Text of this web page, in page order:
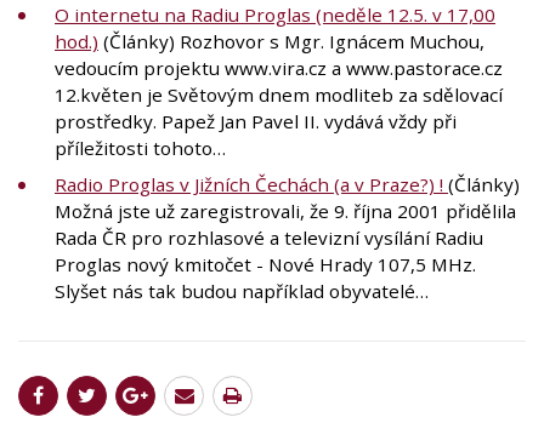
O internetu na Radiu Proglas (neděle 12.5. v 17,00
hod.) (Články) Rozhovor s Mgr. Ignácem Muchou,
vedoucím projektu www.vira.cz a www.pastorace.cz
12.květen je Světovým dnem modliteb za sdělovací
prostředky. Papež Jan Pavel II. vydává vždy při
příležitosti tohoto…
Radio Proglas v Jižních Čechách (a v Praze?) ! (Články)
Možná jste už zaregistrovali, že 9. října 2001 přidělila
Rada ČR pro rozhlasové a televizní vysílání Radiu
Proglas nový kmitočet - Nové Hrady 107,5 MHz.
Slyšet nás tak budou například obyvatelé…